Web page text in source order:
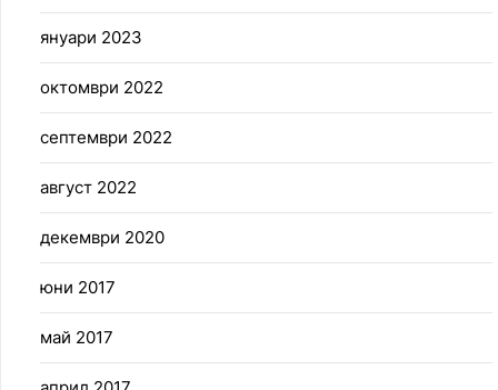
януари 2023
октомври 2022
септември 2022
август 2022
декември 2020
юни 2017
май 2017